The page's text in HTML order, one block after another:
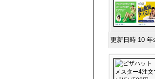
更新日時 10 年